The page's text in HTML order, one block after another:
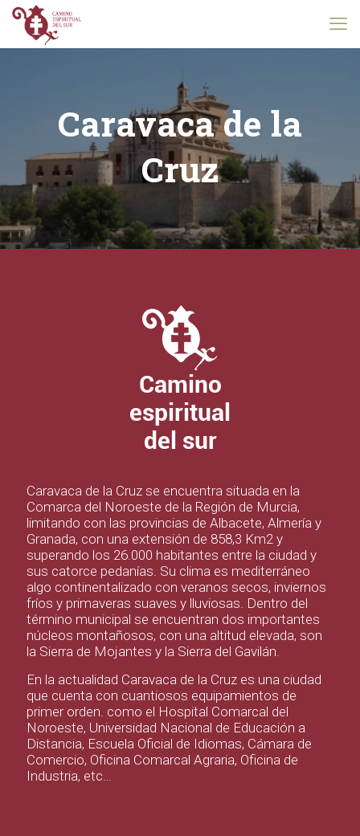
Caravaca de la
Cruz
Camino
espiritual
del sur
Caravaca de la Cruz se encuentra situada en la
Comarca del Noroeste de la Región de Murcia,
limitando con las provincias de Albacete, Almería y
Granada, con una extensión de 858,3 Km2 y
superando los 26.000 habitantes entre la ciudad y
sus catorce pedanías. Su clima es mediterráneo
algo continentalizado con veranos secos, inviernos
fríos y primaveras suaves y lluviosas. Dentro del
término municipal se encuentran dos importantes
núcleos montañosos, con una altitud elevada, son
la Sierra de Mojantes y la Sierra del Gavilán.
En la actualidad Caravaca de la Cruz es una ciudad
que cuenta con cuantiosos equipamientos de
primer orden. como el Hospital Comarcal del
Noroeste, Universidad Nacional de Educación a
Distancia, Escuela Oficial de Idiomas, Cámara de
Comercio, Oficina Comarcal Agraria, Oficina de
Industria, etc…